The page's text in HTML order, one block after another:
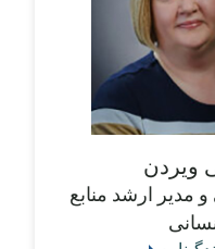
ویردن
مدیر ارشد منابع